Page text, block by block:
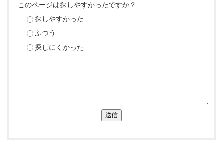
このページは探しやすかったですか？
探しやすかった
ふつう
探しにくかった
送信